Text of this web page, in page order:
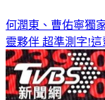
何潤東、曹佑寧獨
靈夥伴 超準測字!這